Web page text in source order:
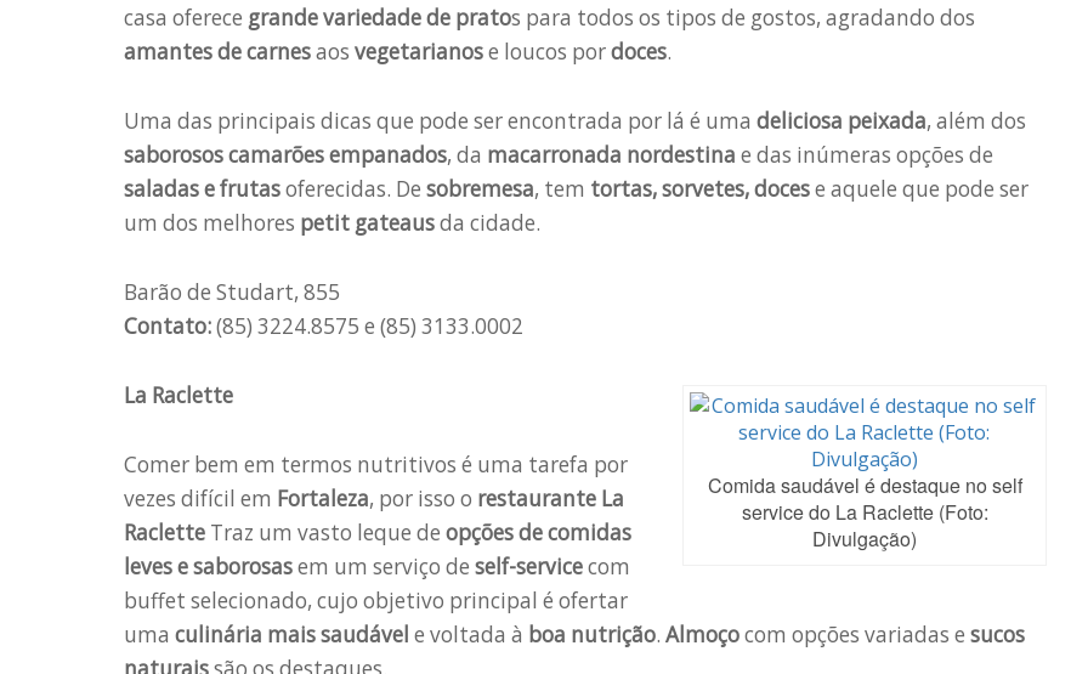
casa oferece grande variedade de pratos para todos os tipos de gostos, agradando dos
amantes de carnesaos vegetarianose loucos pordoces.
Uma das principais dicas que pode ser encontrada por lá é uma deliciosa peixada, além dos
saborosos camarões empanados, da macarronada nordestina e das inúmeras opções de
saladas e frutasoferecidas. De sobremesa, tem tortas, sorvetes, docese aquele que pode ser
um dos melhores petit gateausda cidade.
Barão de Studart, 855
Contato:(85) 3224.8575 e (85) 3133.0002
Comida saudável é destaque no self
service do La Raclette (Foto:
Divulgação)
La Raclette
Comer bem em termos nutritivos é uma tarefa por
vezes difícil em Fortaleza, por isso o restaurante La
Raclette Traz um vasto leque de opções de comidas
leves e saborosasem um serviço de self-servicecom
buffet selecionado, cujo objetivo principal é ofertar
uma culinária mais saudável e voltada à boa nutrição. Almoçocom opções variadas e sucos
naturaissão os destaques.